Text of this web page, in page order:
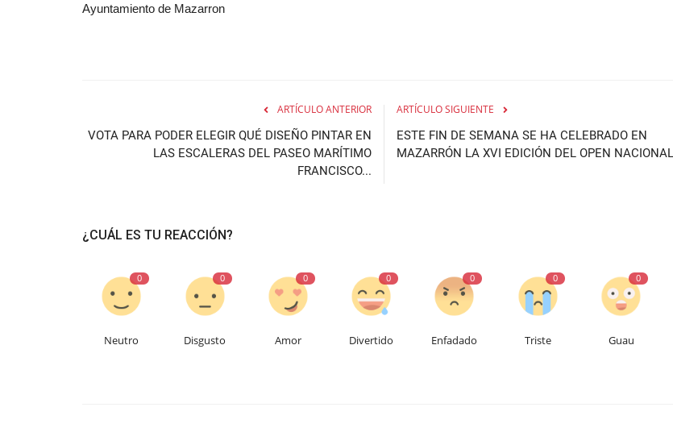
Ayuntamiento de Mazarron
ARTÍCULO ANTERIOR
VOTA PARA PODER ELEGIR QUÉ DISEÑO PINTAR EN
LAS ESCALERAS DEL PASEO MARÍTIMO
FRANCISCO...
ARTÍCULO SIGUIENTE
ESTE FIN DE SEMANA SE HA CELEBRADO EN
MAZARRÓN LA XVI EDICIÓN DEL OPEN
¿CUÁL ES TU REACCIÓN?
0
Neutro
0
Disgusto
0
Amor
0
Divertido
0
Enfadado
0
Triste
0
Guau